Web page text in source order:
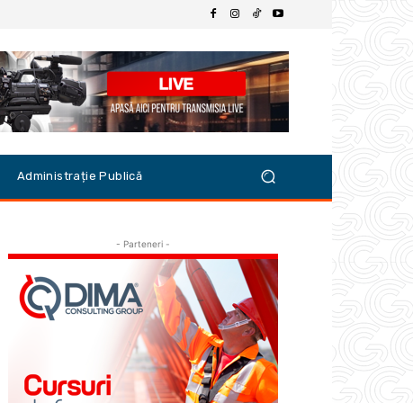
Administrație Publică
- Parteneri -